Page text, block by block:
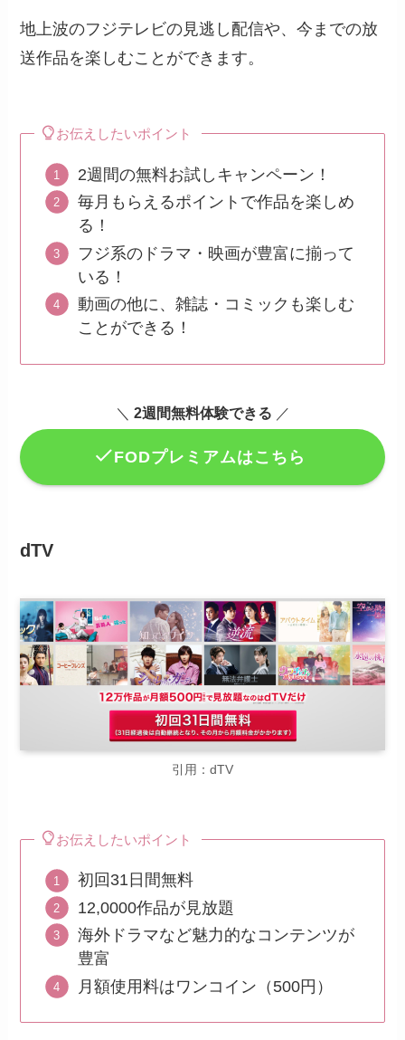
地上波のフジテレビの見逃し配信や、今までの放
送作品を楽しむことができます。
お伝えしたいポイント
2週間の無料お試しキャンペーン！
毎月もらえるポイントで作品を楽しめ
る！
フジ系のドラマ・映画が豊富に揃って
いる！
動画の他に、雑誌・コミックも楽しむ
ことができる！
＼ 2週間無料体験できる ／
FODプレミアムはこちら
dTV
引用：dTV
お伝えしたいポイント
初回31日間無料
12,0000作品が見放題
海外ドラマなど魅力的なコンテンツが
豊富
月額使用料はワンコイン（500円）